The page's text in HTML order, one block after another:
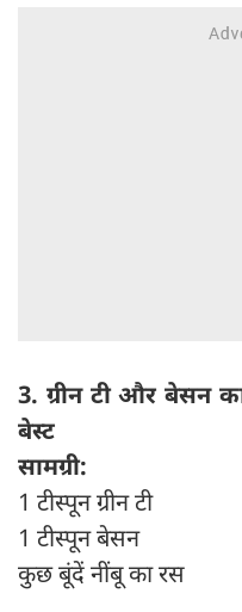
3. ग्रीन टी और बेसन
बेस्ट
सामग्री:
1 टीस्पून ग्रीन टी
1 टीस्पून बेसन
कुछ बूंदें नींबू का रस